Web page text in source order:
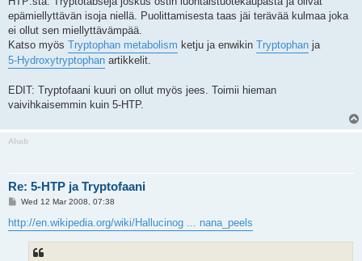
epämiellyttävän isoja niellä. Puolittamisesta taas jäi terävää kulmaa joka
ei ollut sen miellyttävämpää.
Katso myös Tryptophan metabolism ketju ja enwikin Tryptophan ja
5-Hydroxytryptophan artikkelit.
EDIT: Tryptofaani kuuri on ollut myös jees. Toimii hieman
vaivihkaisemmin kuin 5-HTP.
Ahab
Re: 5-HTP ja Tryptofaani
P
s
t
Wed 12 Mar 2008, 07:38
http://en.wikipedia.org/wiki/Hallucinog ... nana_peels